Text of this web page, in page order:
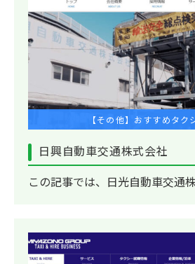
【その他】おすすめタク
日興自動車交通株式会社
この記事では、日光自動車交通